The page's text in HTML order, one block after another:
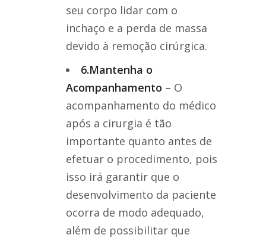
seu corpo lidar com o
inchaço e a perda de massa
devido à remoção cirúrgica.
6.Mantenha o
Acompanhamento – O
acompanhamento do médico
após a cirurgia é tão
importante quanto antes de
efetuar o procedimento, pois
isso irá garantir que o
desenvolvimento da paciente
ocorra de modo adequado,
além de possibilitar que